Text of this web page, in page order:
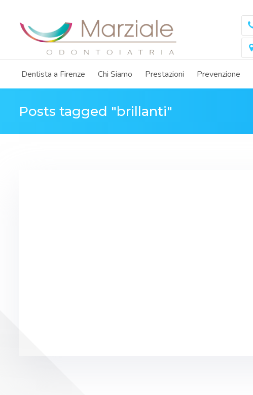
Dentista a Firenze Chi Siamo Prestazioni Prevenzione
Posts tagged "brillanti"